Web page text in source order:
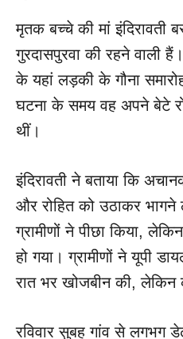
मृतक बच्चे की मां इंदिरावती
गुरदासपुरवा की रहने वाली
के यहां लड़की के गौना
घटना के समय वह अपने बेटे
थीं।
इंदिरावती ने बताया कि
और रोहित को उठाकर
ग्रामीणों ने पीछा किया,
हो गया। ग्रामीणों ने यूपी
रात भर खोजबीन की, लेकिन
रविवार सुबह गांव से लगभग